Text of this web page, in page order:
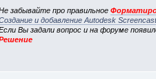
забывайте про правильное
и добавление Autodesk
Вы задали вопрос и на форуме